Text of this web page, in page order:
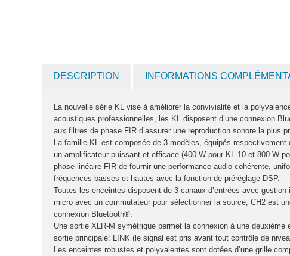
DESCRIPTION INFORMATIONS
La nouvelle série KL vise à améliorer la convivialité et la
acoustiques professionnelles, les KL disposent d’une connexion
aux filtres de phase FIR d’assurer une reproduction sonore la plus
La famille KL est composée de 3 modèles, équipés respectivement
un amplificateur puissant et efficace (400 W pour KL 10 et 800 W
phase linéaire FIR de fournir une performance audio cohérente,
fréquences basses et hautes avec la fonction de préréglage DSP.
Toutes les enceintes disposent de 3 canaux d’entrées avec
micro avec un commutateur pour sélectionner la source; CH2 est
connexion Bluetooth®.
Une sortie XLR-M symétrique permet la connexion à une
sortie principale: LINK (le signal est pris avant tout contrôle de
Les enceintes robustes et polyvalentes sont dotées d’une grille